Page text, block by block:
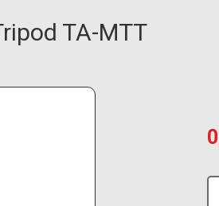
TA-MTT